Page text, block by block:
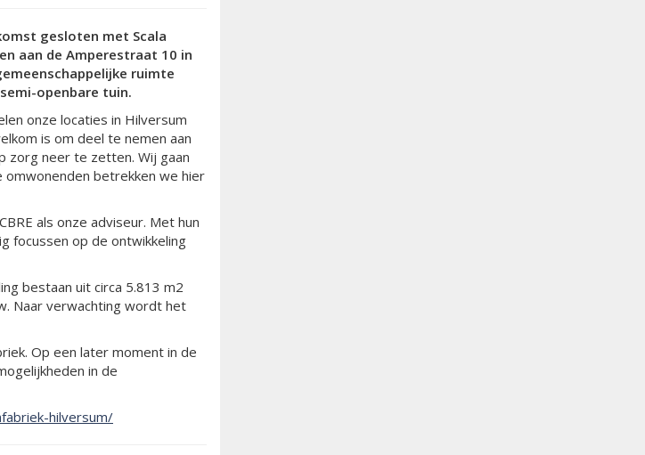
gesloten met Scala
aan de Amperestraat 10 in
ruimte
openbare tuin.
onze locaties in Hilversum
is om deel te nemen aan
zorg neer te zetten. Wij gaan
betrekken we hier
als onze adviseur. Met hun
focussen op de ontwikkeling
bestaan uit circa 5.813 m2
Naar verwachting wordt het
Op een later moment in de
in de
hilversum/